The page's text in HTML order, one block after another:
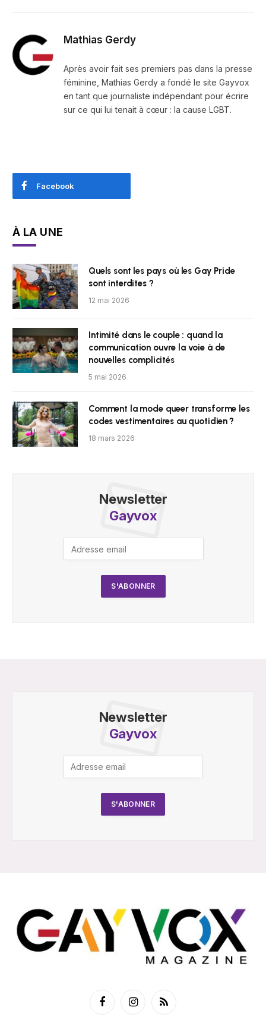
Mathias Gerdy
Après avoir fait ses premiers pas dans la presse
féminine, Mathias Gerdy a fondé le site Gayvox
en tant que journaliste indépendant pour écrire
sur ce qui lui tenait à cœur : la cause LGBT.
Facebook
À LA UNE
Quels sont les pays où les Gay Pride
sont interdites ?
12 mai 2026
Intimité dans le couple : quand la
communication ouvre la voie à de
nouvelles complicités
5 mai 2026
Comment la mode queer transforme les
codes vestimentaires au quotidien ?
18 mars 2026
Newsletter
Gayvox
Newsletter
Gayvox
FacebookInstagramRSS